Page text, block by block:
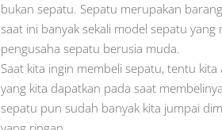
bukan sepatu. Sepatu merupakan
saat ini banyak sekali model sepatu
pengusaha sepatu berusia muda.
Saat kita ingin membeli sepatu, tentu
yang kita dapatkan pada saat
sepatu pun sudah banyak kita jumpai